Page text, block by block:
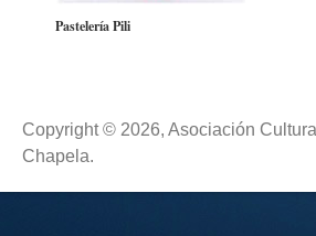
Pastelería Pili
Copyright © 2026, Asociación
Chapela.